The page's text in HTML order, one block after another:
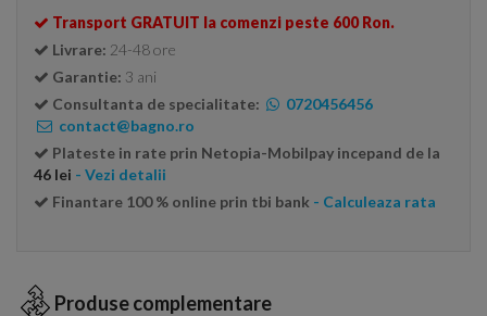
Transport GRATUIT la comenzi peste 600 Ron.
Livrare: 24-48 ore
Garantie: 3 ani
Consultanta de specialitate:
0720456456
contact@bagno.ro
Plateste in rate prin Netopia-Mobilpay incepand de la
46 lei - Vezi detalii
Finantare 100 % online prin tbi bank - Calculeaza rata
Produse complementare